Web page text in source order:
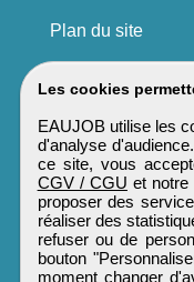
Les cookies
EAUJOB utilise les
d'analyse
ce site, vous
CGV / CGU et notre
proposer des
réaliser des
refuser ou de
bouton
moment changer
Plan du site